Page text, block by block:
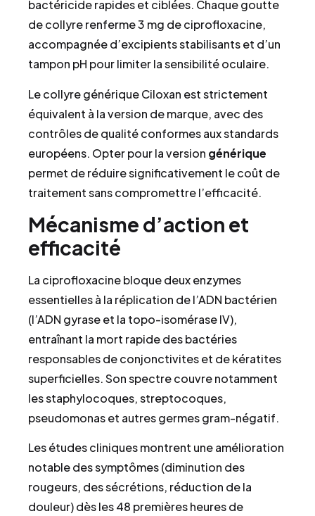
bactéricide rapides et ciblées. Chaque goutte
de collyre renferme 3 mg de ciprofloxacine,
accompagnée d’excipients stabilisants et d’un
tampon pH pour limiter la sensibilité oculaire.
Le collyre générique Ciloxan est strictement
équivalent à la version de marque, avec des
contrôles de qualité conformes aux standards
européens. Opter pour la version générique
permet de réduire significativement le coût de
traitement sans compromettre l’efficacité.
Mécanisme d’action et
efficacité
La ciprofloxacine bloque deux enzymes
essentielles à la réplication de l’ADN bactérien
(l’ADN gyrase et la topo-isomérase IV),
entraînant la mort rapide des bactéries
responsables de conjonctivites et de kératites
superficielles. Son spectre couvre notamment
les staphylocoques, streptocoques,
pseudomonas et autres germes gram-négatif.
Les études cliniques montrent une amélioration
notable des symptômes (diminution des
rougeurs, des sécrétions, réduction de la
douleur) dès les 48 premières heures de